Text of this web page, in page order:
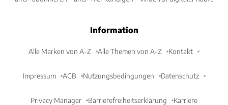
Information
Alle Marken von A-Z Alle Themen von A-Z Kontakt
Impressum AGB Nutzungsbedingungen Datenschutz
Privacy Manager Barrierefreiheitserklärung Karriere